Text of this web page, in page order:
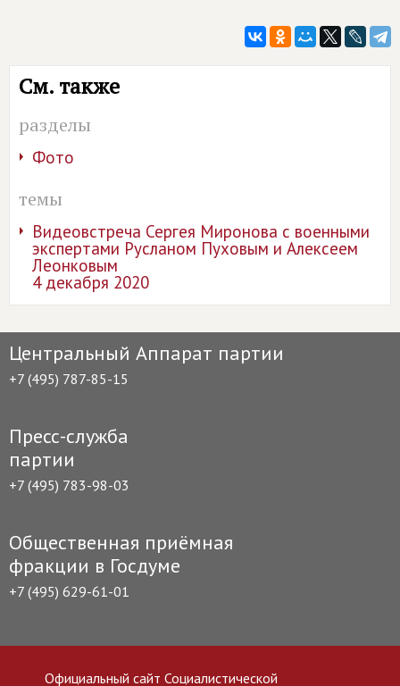
См. также
разделы
Фото
темы
Видеовстреча Сергея Миронова с военными
экспертами Русланом Пуховым и Алексеем
Леонковым
4 декабря 2020
Центральный Аппарат партии
+7 (495) 787-85-15
Пресс-служба
партии
+7 (495) 783-98-03
Общественная приёмная
фракции в Госдуме
+7 (495) 629-61-01
Официальный сайт Социалистической